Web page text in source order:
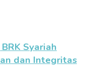
Syariah
dan Integritas